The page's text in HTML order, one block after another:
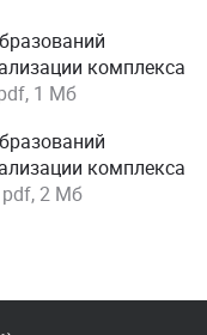
комплекса
1 Мб
комплекса
pdf, 2 Мб